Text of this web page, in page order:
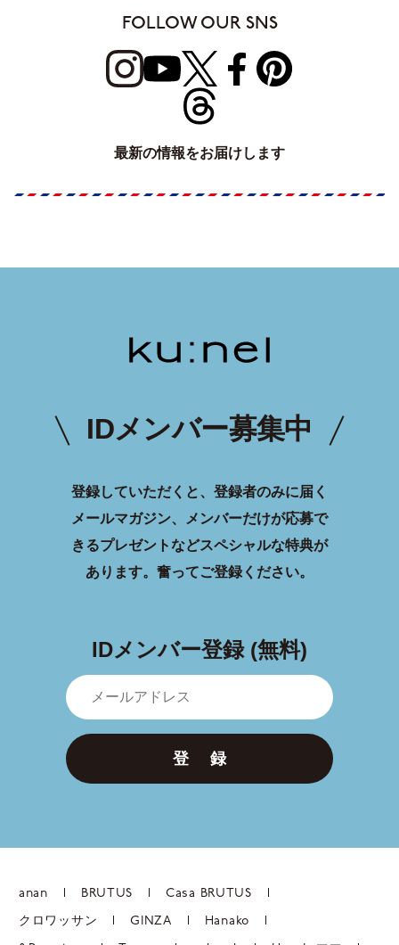
FOLLOW OUR SNS
最新の情報をお届けします
IDメンバー募集中
登録していただくと、登録者のみに届く
メールマガジン、メンバーだけが応募で
きるプレゼントなどスペシャルな特典が
あります。 奮ってご登録ください。
IDメンバー登録 (無料)
登 録
anan BRUTUS Casa BRUTUS
クロワッサン GINZA Hanako